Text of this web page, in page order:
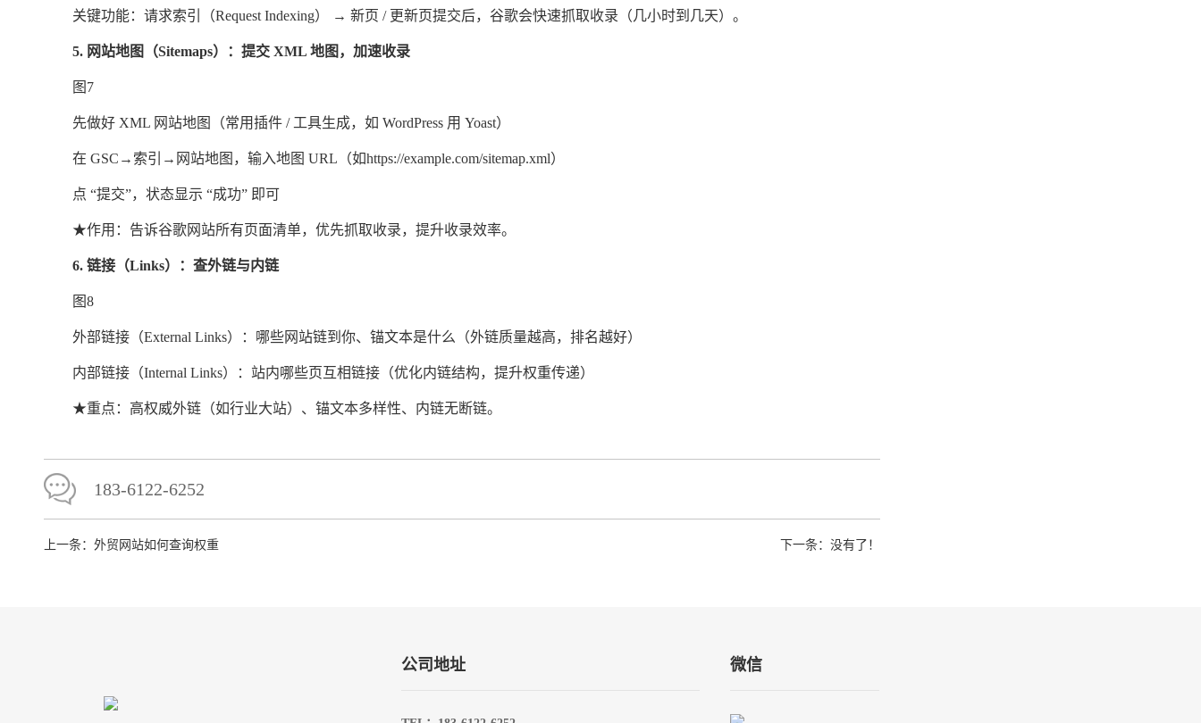
关键功能：请求索引（Request Indexing） → 新页 / 更新页提交后，谷歌会快速抓取收录（几小时到几天）。
5. 网站地图（Sitemaps）：提交 XML 地图，加速收录
图7
先做好 XML 网站地图（常用插件 / 工具生成，如 WordPress 用 Yoast）
在 GSC→索引→网站地图，输入地图 URL（如https://example.com/sitemap.xml）
点 “提交”，状态显示 “成功” 即可
★作用：告诉谷歌网站所有页面清单，优先抓取收录，提升收录效率。
6. 链接（Links）：查外链与内链
图8
外部链接（External Links）：哪些网站链到你、锚文本是什么（外链质量越高，排名越好）
内部链接（Internal Links）：站内哪些页互相链接（优化内链结构，提升权重传递）
★重点：高权威外链（如行业大站）、锚文本多样性、内链无断链。
183-6122-6252
上一条： 外贸网站如何查询权重 下一条： 没有了！
公司地址 微信